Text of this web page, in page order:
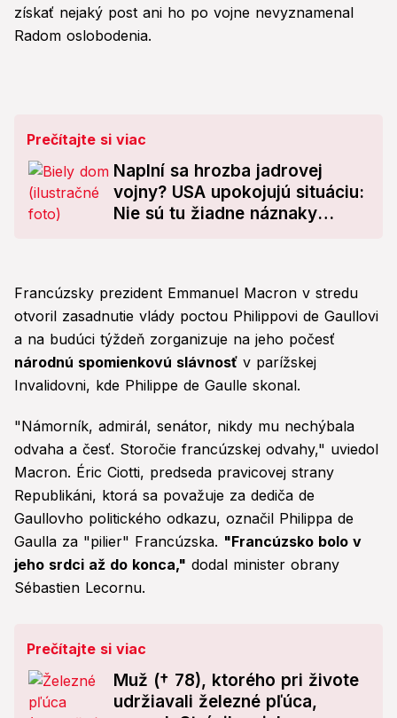
získať nejaký post ani ho po vojne nevyznamenal
Radom oslobodenia.
Prečítajte si viac
Naplní sa hrozba jadrovej
vojny? USA upokojujú situáciu:
Nie sú tu žiadne náznaky
Francúzsky prezident Emmanuel Macron v stredu
otvoril zasadnutie vlády poctou Philippovi de Gaullovi
a na budúci týždeň zorganizuje na jeho počesť
národnú spomienkovú slávnosť v parížskej
Invalidovni, kde Philippe de Gaulle skonal.
"Námorník, admirál, senátor, nikdy mu nechýbala
odvaha a česť. Storočie francúzskej odvahy," uviedol
Macron. Éric Ciotti, predseda pravicovej strany
Republikáni, ktorá sa považuje za dediča de
Gaullovho politického odkazu, označil Philippa de
Gaulla za "pilier" Francúzska. "Francúzsko bolo v
jeho srdci až do konca," dodal minister obrany
Sébastien Lecornu.
Prečítajte si viac
Muž († 78), ktorého pri živote
udržiavali železné pľúca,